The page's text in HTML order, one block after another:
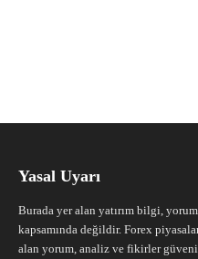
Yasal Uyarı
Burada yer alan yatırım bilgi,
kapsamında değildir. Forex
alan yorum, analiz ve fikirler